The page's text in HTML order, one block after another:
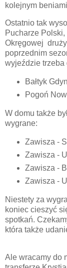
kolejnym
Ostatnio tak
Pucharze
Okręgowej
poprzednim
wyjeździe trzeba
Bałtyk
Pogoń
W domu także
wygrane:
Zawisza -
Zawisza -
Zawisza -
Zawisza -
Niestety za
koniec cieszyć
spotkań.
która także
Ale wracamy do